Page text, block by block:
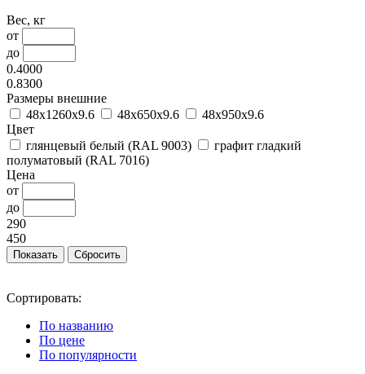
Вес, кг
от
до
0.4000
0.8300
Размеры внешние
48x1260x9.6
48x650x9.6
48x950x9.6
Цвет
глянцевый белый (RAL 9003)
графит гладкий
полуматовый (RAL 7016)
Цена
от
до
290
450
Сортировать:
По названию
По цене
По популярности